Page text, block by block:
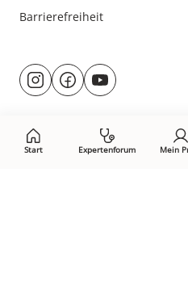
Start Expertenforum Mein
Barrierefreiheit
Besuche
uns@rund.ums.baby
facebook.com/
youtube.com/